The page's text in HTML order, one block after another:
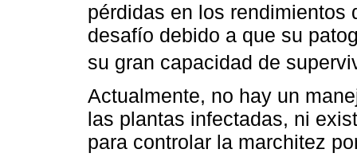
pérdidas en los rendimientos
desafío debido a que su
su gran capacidad de
Actualmente, no hay un
las plantas infectadas, ni
para controlar la marchitez